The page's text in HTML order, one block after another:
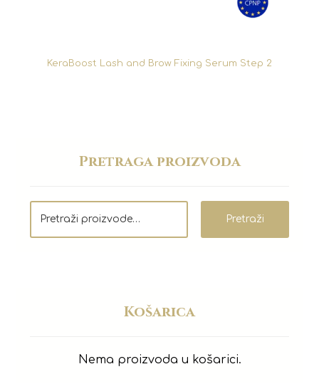
KeraBoost Lash and Brow Fixing Serum Step 2
Pretraga proizvoda
Pretraži
Košarica
Nema proizvoda u košarici.